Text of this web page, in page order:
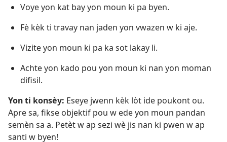
Voye yon kat bay yon moun ki pa byen.
Fè kèk ti travay nan jaden yon vwazen w ki aje.
Vizite yon moun ki pa ka sot lakay li.
Achte yon kado pou yon moun ki nan yon moman
difisil.
Yon ti konsèy: Eseye jwenn kèk lòt ide poukont ou.
Apre sa, fikse objektif pou w ede yon moun pandan
semèn sa a. Petèt w ap sezi wè jis nan ki pwen w ap
santi w byen!